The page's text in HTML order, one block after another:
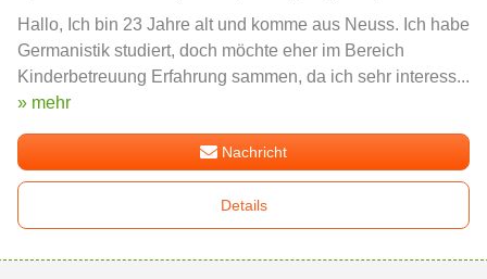
Hallo, Ich bin 23 Jahre alt und komme aus Neuss. Ich habe
Germanistik studiert, doch möchte eher im Bereich
Kinderbetreuung Erfahrung sammen, da ich sehr interess...
» mehr
Nachricht
Details